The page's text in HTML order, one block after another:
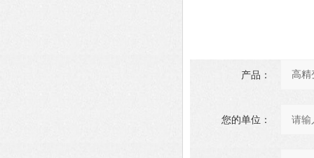
产品：
您的单位：